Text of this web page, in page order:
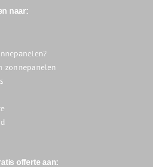
naar:
zonnepanelen
offerte aan: